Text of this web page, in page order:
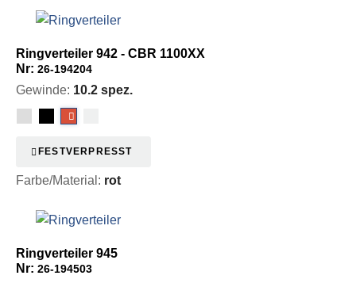
Ringverteiler 942 - CBR 1100XX
Nr: 26-194204
Gewinde: 10.2 spez.
FESTVERPRESST
Farbe/Material: rot
Ringverteiler 945
Nr: 26-194503